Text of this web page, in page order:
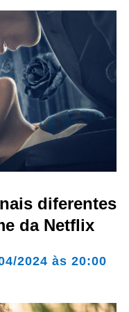
diferentes
da Netflix
2024 às 20:00